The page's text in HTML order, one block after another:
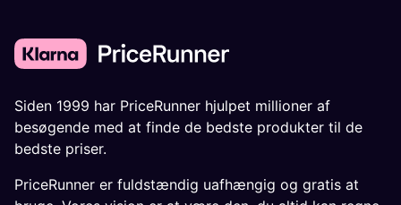
Siden 1999 har PriceRunner hjulpet millioner af
besøgende med at finde de bedste produkter til de
bedste priser.
PriceRunner er fuldstændig uafhængig og gratis at